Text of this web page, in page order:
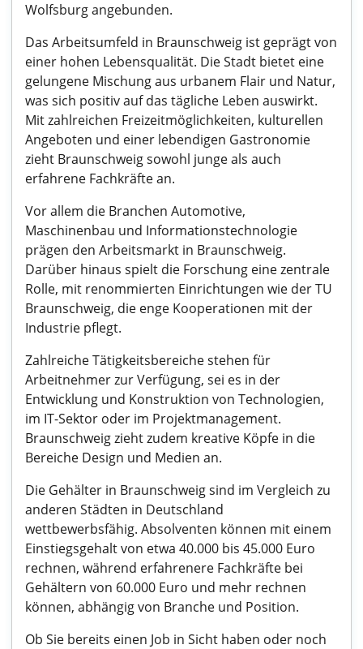
Wolfsburg angebunden.
Das Arbeitsumfeld in Braunschweig ist geprägt von
einer hohen Lebensqualität. Die Stadt bietet eine
gelungene Mischung aus urbanem Flair und Natur,
was sich positiv auf das tägliche Leben auswirkt.
Mit zahlreichen Freizeitmöglichkeiten, kulturellen
Angeboten und einer lebendigen Gastronomie
zieht Braunschweig sowohl junge als auch
erfahrene Fachkräfte an.
Vor allem die Branchen Automotive,
Maschinenbau und Informationstechnologie
prägen den Arbeitsmarkt in Braunschweig.
Darüber hinaus spielt die Forschung eine zentrale
Rolle, mit renommierten Einrichtungen wie der TU
Braunschweig, die enge Kooperationen mit der
Industrie pflegt.
Zahlreiche Tätigkeitsbereiche stehen für
Arbeitnehmer zur Verfügung, sei es in der
Entwicklung und Konstruktion von Technologien,
im IT-Sektor oder im Projektmanagement.
Braunschweig zieht zudem kreative Köpfe in die
Bereiche Design und Medien an.
Die Gehälter in Braunschweig sind im Vergleich zu
anderen Städten in Deutschland
wettbewerbsfähig. Absolventen können mit einem
Einstiegsgehalt von etwa 40.000 bis 45.000 Euro
rechnen, während erfahrenere Fachkräfte bei
Gehältern von 60.000 Euro und mehr rechnen
können, abhängig von Branche und Position.
Ob Sie bereits einen Job in Sicht haben oder noch